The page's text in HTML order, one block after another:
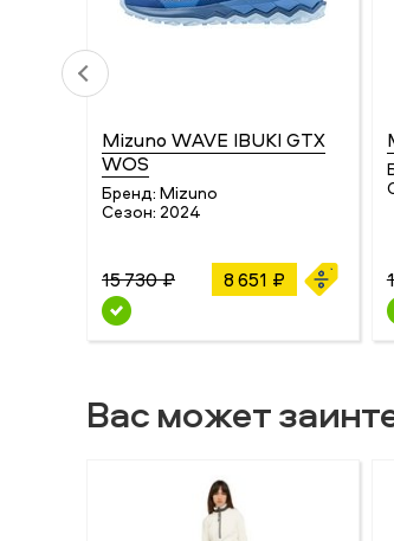
Mizuno WAVE IBUKI GTX
WOS
Бренд: Mizuno
Сезон: 2024
15 730 ₽ 8 651 ₽
Вас может